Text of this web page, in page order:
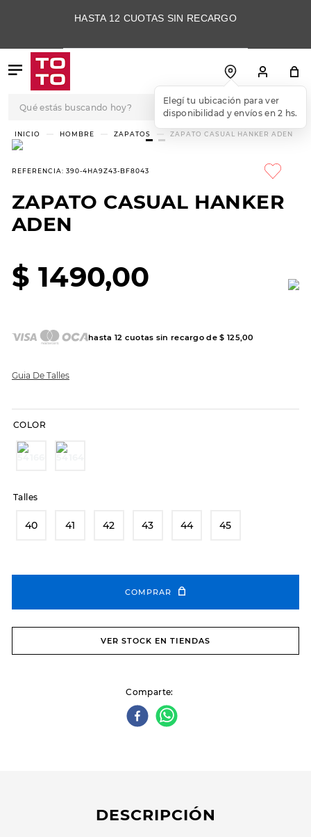
HASTA 12 CUOTAS SIN RECARGO
Elegí tu ubicación para ver
disponibilidad y envíos en 2 hs.
HOMBRE ZAPATOS ZAPATO CASUAL HANKER ADEN
REFERENCIA: 390-4HA9Z43-BF8043
ZAPATO CASUAL HANKER
ADEN
$ 1490,00
hasta 12 cuotas sin recargo de$ 125,00
Guia De Talles
COLOR
Talles
40 41 42 43 44 45
COMPRAR
VER STOCK EN TIENDAS
Comparte
DESCRIPCIÓN
TÉRMINOS MÁS
BUSCADOS
8.
sandalias